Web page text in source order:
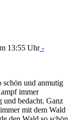
13:55 Uhr-
schön und anmutig
immer
und bedacht. Ganz
mit dem Wald